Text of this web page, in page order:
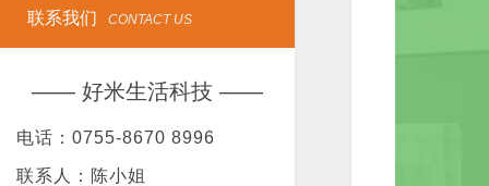
联系我们 CONTACT US
—— 好米生活科技 ——
电话：0755-8670 8996
联系人：陈小姐